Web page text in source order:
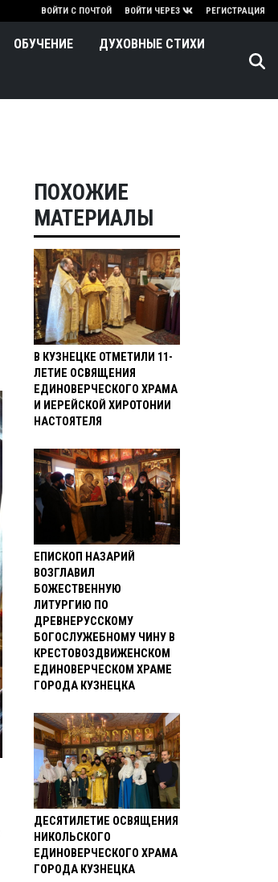
ВОЙТИ С ПОЧТОЙ ВОЙТИ ЧЕРЕЗ РЕГИСТРАЦИЯ
ОБУЧЕНИЕ ДУХОВНЫЕ СТИХИ
ПОХОЖИЕ
МАТЕРИАЛЫ
В КУЗНЕЦКЕ ОТМЕТИЛИ 11-
ЛЕТИЕ ОСВЯЩЕНИЯ
ЕДИНОВЕРЧЕСКОГО ХРАМА
И ИЕРЕЙСКОЙ ХИРОТОНИИ
НАСТОЯТЕЛЯ
ЕПИСКОП НАЗАРИЙ
ВОЗГЛАВИЛ
БОЖЕСТВЕННУЮ
ЛИТУРГИЮ ПО
ДРЕВНЕРУССКОМУ
БОГОСЛУЖЕБНОМУ ЧИНУ В
КРЕСТОВОЗДВИЖЕНСКОМ
ЕДИНОВЕРЧЕСКОМ ХРАМЕ
ГОРОДА КУЗНЕЦКА
ДЕСЯТИЛЕТИЕ ОСВЯЩЕНИЯ
НИКОЛЬСКОГО
ЕДИНОВЕРЧЕСКОГО ХРАМА
ГОРОДА КУЗНЕЦКА